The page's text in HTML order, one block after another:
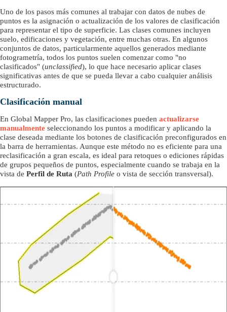
Uno de los pasos más comunes al trabajar con datos de nubes de
puntos es la asignación o actualización de los valores de clasificación
para representar el tipo de superficie. Las clases comunes incluyen
suelo, edificaciones y vegetación, entre muchas otras. En algunos
conjuntos de datos, particularmente aquellos generados mediante
fotogrametría, todos los puntos suelen comenzar como "no
clasificados" (unclassified), lo que hace necesario aplicar clases
significativas antes de que se pueda llevar a cabo cualquier análisis
estructurado.
Clasificación manual
En Global Mapper Pro, las clasificaciones pueden actualizarse
manualmente seleccionando los puntos a modificar y aplicando la
clase deseada mediante los botones de clasificación preconfigurados en
la barra de herramientas. Aunque este método no es eficiente para una
reclasificación a gran escala, es ideal para retoques o ediciones rápidas
de grupos pequeños de puntos, especialmente cuando se trabaja en la
vista de Perfil de Ruta (Path Profile o vista de sección transversal).